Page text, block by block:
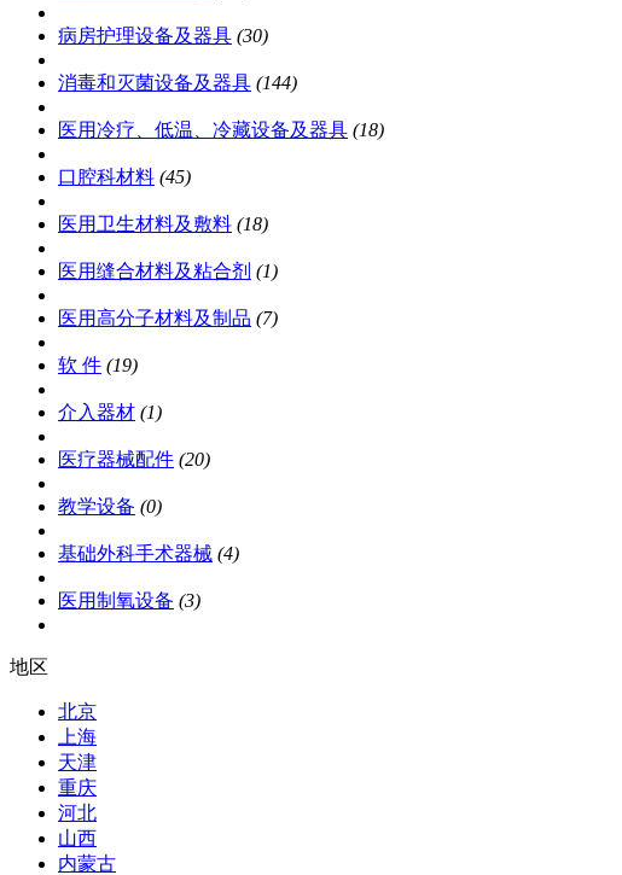
病房护理设备及器具 (30)
消毒和灭菌设备及器具 (144)
医用冷疗、低温、冷藏设备及器具 (18)
口腔科材料 (45)
医用卫生材料及敷料 (18)
医用缝合材料及粘合剂 (1)
医用高分子材料及制品 (7)
软 件 (19)
介入器材 (1)
医疗器械配件 (20)
教学设备 (0)
基础外科手术器械 (4)
医用制氧设备 (3)
地区
北京
上海
天津
重庆
河北
山西
内蒙古